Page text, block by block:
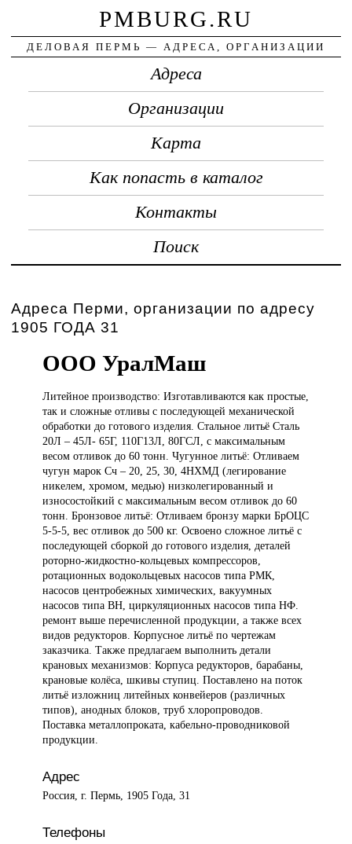
PMBURG.RU
ДЕЛОВАЯ ПЕРМЬ — АДРЕСА, ОРГАНИЗАЦИИ
Адреса
Организации
Карта
Как попасть в каталог
Контакты
Поиск
Адреса Перми, организации по адресу
1905 ГОДА 31
ООО УралМаш
Литейное производство:Изготавливаются как простые,
так и сложные отливы с последующей механической
обработки до готового изделия. Стальное литьё Сталь
20Л – 45Л- 65Г, 110Г13Л, 80ГСЛ, с максимальным
весом отливок до 60 тонн. Чугунное литьё: Отливаем
чугун марок Сч – 20, 25, 30, 4НХМД (легирование
никелем, хромом, медью) низколегированный и
износостойкий с максимальным весом отливок до 60
тонн. Бронзовое литьё: Отливаем бронзу марки БрОЦС
5-5-5, вес отливок до 500 кг. Освоено сложное литьё с
последующей сборкой до готового изделия, деталей
роторно-жидкостно-кольцевых компрессоров,
ротационных водокольцевых насосов типа РМК,
насосов центробежных химических, вакуумных
насосов типа ВН, циркуляционных насосов типа НФ.
ремонт выше перечисленной продукции, а также всех
видов редукторов. Корпусное литьё по чертежам
заказчика. Также предлагаем выполнить детали
крановых механизмов: Корпуса редукторов, барабаны,
крановые колёса, шкивы ступиц. Поставлено на поток
литьё изложниц литейных конвейеров (различных
типов), анодных блоков, труб хлоропроводов.
Поставка металлопроката, кабельно-проводниковой
продукции.
Адрес
Россия, г. Пермь, 1905 Года, 31
Телефоны